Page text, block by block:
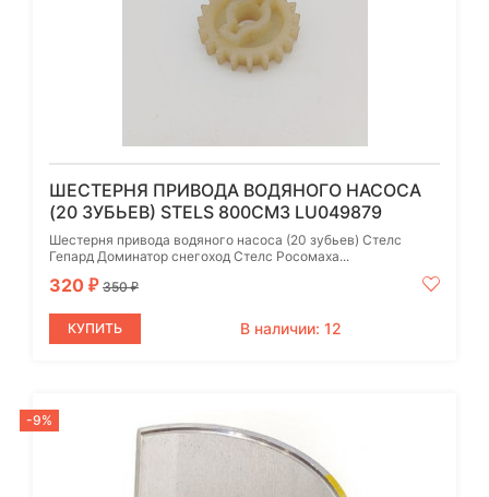
ШЕСТЕРНЯ ПРИВОДА ВОДЯНОГО НАСОСА
(20 ЗУБЬЕВ) STELS 800СМ3 LU049879
Шестерня привода водяного насоса (20 зубьев) Стелс
Гепард Доминатор снегоход Стелс Росомаха...
320 ₽ 350₽
КУПИТЬ В наличии: 12
-9%